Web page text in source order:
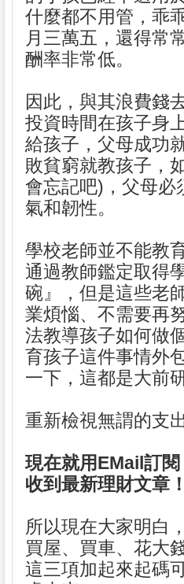
什麼都不用管，乖
月三萬五，還得常
酬率非常低。
因此，與其浪費錢
投資時間在孩子身
給孩子，父母成功
敗貧窮就教孩子，
會忘記吧)，父母必
氣和韌性。
學校老師並不能教
通過教師鑑定取得
碗』，但是這些老
業煩惱、不需要再
法教導孩子如何做
育孩子這件事情外
一下，這都是大前
重新檢視無謂的支
現在就用EMail訂閱
收到最新理財文章！
所以現在大家明白
買屋、買車、花大
這三項加起來起碼